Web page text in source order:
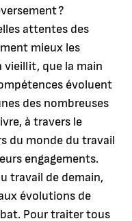
?
attentes des
mieux les
vieillit, que la main
évoluent
des nombreuses
à travers le
du monde du travail
engagements.
travail de demain,
évolutions de
Pour traiter tous